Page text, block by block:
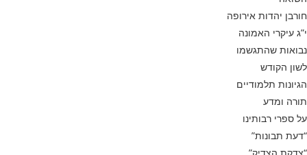
חורבן יהדות אירופה
י”ג עיקרי האמונה
נבואות שהתגשמו
לשון הקודש
הגיונות תלמודיים
תורה ומדע
על ספרי רבותינו
“דעת תבונות”